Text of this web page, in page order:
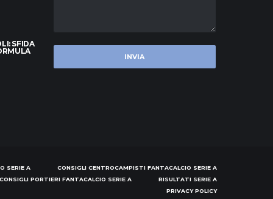
SFIDA
SERIE A
CONSIGLI CENTROCAMPISTI FANTACALCIO SERIE A
CONSIGLI PORTIERI FANTACALCIO SERIE A
RISULTATI SERIE A
PRIVACY POLICY